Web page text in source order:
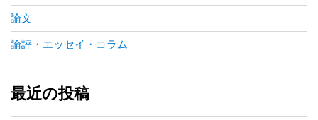
論文
論評・エッセイ・コラム
最近の投稿